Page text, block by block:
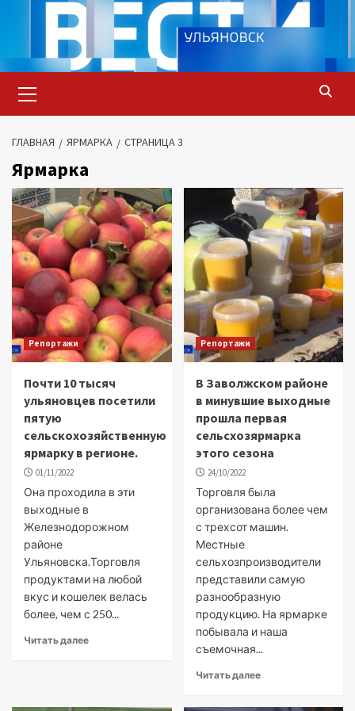
содержимому
меню
ГЛАВНАЯ ЯРМАРКА СТРАНИЦА 3
Ярмарка
Репортажи
Почти 10 тысяч
ульяновцев посетили
пятую
сельскохозяйственную
ярмарку в регионе.
01/11/2022
Она проходила в эти
выходные в
Железнодорожном
районе
Ульяновска.Торговля
продуктами на любой
вкус и кошелек велась
более, чем с 250...
Читать далее
Репортажи
В Заволжском районе
в минувшие выходные
прошла первая
сельсхозярмарка
этого сезона
24/10/2022
Торговля была
организована более чем
с трехсот машин.
Местные
сельхозпроизводители
представили самую
разнообразную
продукцию. На ярмарке
побывала и наша
съемочная...
Читать далее